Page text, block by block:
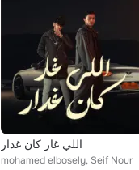
اللي غار كان غدار
mohamed elbosely, Seif Nour